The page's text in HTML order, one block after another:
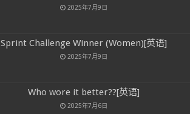
2025年7月9日
Sprint Challenge Winner (Women)[英语]
2025年7月9日
Who wore it better??[英语]
2025年7月6日